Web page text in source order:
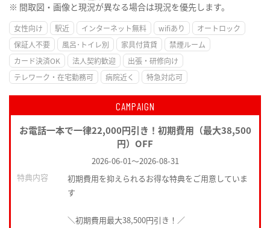
※ 間取図・画像と現況が異なる場合は現況を優先します。
女性向け 駅近 インターネット無料 wifiあり
オートロック
保証人不要
風呂･トイレ別 家具付賃貸
禁煙ルーム
カード決済OK
法人契約歓迎
出張・研修向け
テレワーク・在宅勤務可
病院近く 特急対応可
CAMPAIGN
お電話一本で一律22,000円引き！初期費用（最大38,500
円）OFF
2026-06-01～2026-08-31
特典内容
初期費用を抑えられるお得な特典をご用意していま
す
＼初期費用最大38,500円引き！／